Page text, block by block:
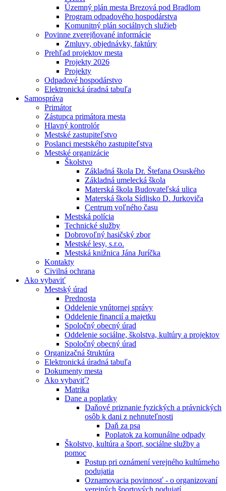
Územný plán mesta Brezová pod Bradlom
Program odpadového hospodárstva
Komunitný plán sociálnych služieb
Povinne zverejňované informácie
Zmluvy, objednávky, faktúry
Prehľad projektov mesta
Projekty 2026
Projekty
Odpadové hospodárstvo
Elektronická úradná tabuľa
Samospráva
Primátor
Zástupca primátora mesta
Hlavný kontrolór
Mestské zastupiteľstvo
Poslanci mestského zastupiteľstva
Mestské organizácie
Školstvo
Základná škola Dr. Štefana Osuského
Základná umelecká škola
Materská škola Budovateľská ulica
Materská škola Sídlisko D. Jurkoviča
Centrum voľného času
Mestská polícia
Technické služby
Dobrovoľný hasičský zbor
Mestské lesy, s.r.o.
Mestská knižnica Jána Juríčka
Kontakty
Civilná ochrana
Ako vybaviť
Mestský úrad
Prednosta
Oddelenie vnútornej správy
Oddelenie financií a majetku
Spoločný obecný úrad
Oddelenie sociálne, školstva, kultúry a projektov
Spoločný obecný úrad
Organizačná štruktúra
Elektronická úradná tabuľa
Dokumenty mesta
Ako vybaviť?
Matrika
Dane a poplatky
Daňové priznanie fyzických a právnických
osôb k dani z nehnuteľnosti
Daň za psa
Poplatok za komunálne odpady
Školstvo, kultúra a šport, sociálne služby a
pomoc
Postup pri oznámení verejného kultúrneho
podujatia
Oznamovacia povinnosť - o organizovaní
verejných športových podujatí